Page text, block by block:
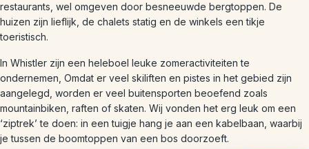
restaurants, wel omgeven door besneeuwde bergtoppen. De
huizen zijn lieflijk, de chalets statig en de winkels een tikje
toeristisch.
In Whistler zijn een heleboel leuke zomeractiviteiten te
ondernemen, Omdat er veel skiliften en pistes in het gebied zijn
aangelegd, worden er veel buitensporten beoefend zoals
mountainbiken, raften of skaten. Wij vonden het erg leuk om een
‘ziptrek’ te doen: in een tuigje hang je aan een kabelbaan, waarbij
je tussen de boomtoppen van een bos doorzoeft.